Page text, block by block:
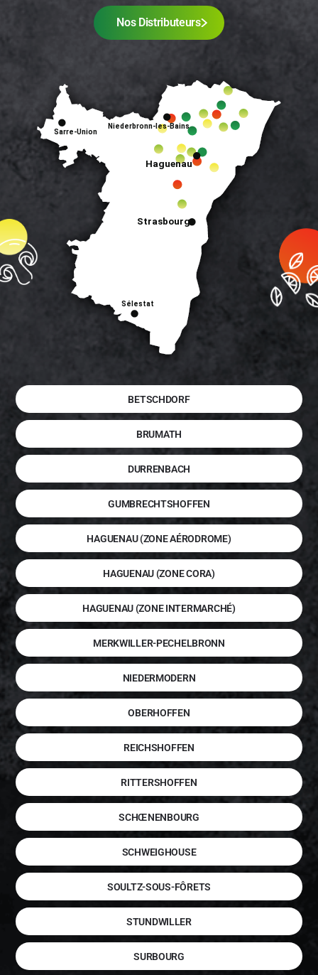
Nos Distributeurs
BETSCHDORF
BRUMATH
DURRENBACH
GUMBRECHTSHOFFEN
HAGUENAU (ZONE AÉRODROME)
HAGUENAU (ZONE CORA)
HAGUENAU (ZONE INTERMARCHÉ)
MERKWILLER-PECHELBRONN
NIEDERMODERN
OBERHOFFEN
REICHSHOFFEN
RITTERSHOFFEN
SCHŒNENBOURG
SCHWEIGHOUSE
SOULTZ-SOUS-FÔRETS
STUNDWILLER
SURBOURG